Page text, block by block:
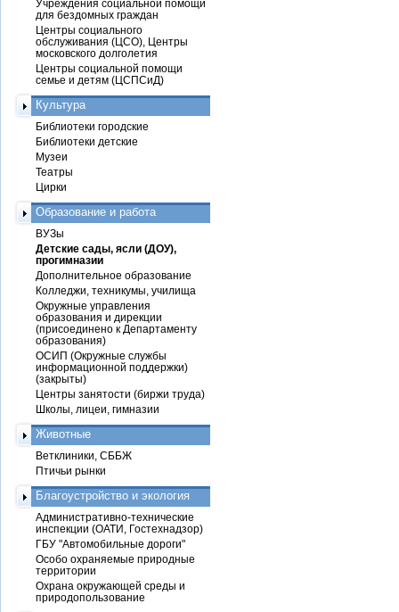
Учреждения социальной помощи
для бездомных граждан
Центры социального
обслуживания (ЦСО), Центры
московского долголетия
Центры социальной помощи
семье и детям (ЦСПСиД)
Культура
Библиотеки городские
Библиотеки детские
Музеи
Театры
Цирки
Образование и работа
ВУЗы
Детские сады, ясли (ДОУ),
прогимназии
Дополнительное образование
Колледжи, техникумы, училища
Окружные управления
образования и дирекции
(присоединено к Департаменту
образования)
ОСИП (Окружные службы
информационной поддержки)
(закрыты)
Центры занятости (биржи труда)
Школы, лицеи, гимназии
Животные
Ветклиники, СББЖ
Птичьи рынки
Благоустройство и экология
Административно-технические
инспекции (ОАТИ, Гостехнадзор)
ГБУ "Автомобильные дороги"
Особо охраняемые природные
территории
Охрана окружающей среды и
природопользование